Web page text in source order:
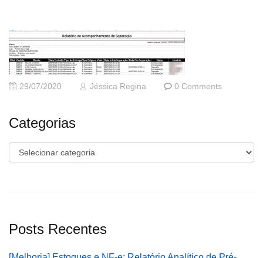
29/07/2020 Jéssica Regina 0 Comments
Categorias
Categorias
Posts Recentes